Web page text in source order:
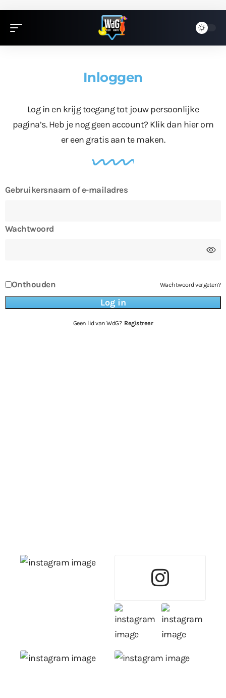
Inloggen
Log in en krijg toegang tot jouw persoonlijke
pagina’s. Heb je nog geen account? Klik dan hierom
er een gratis aan te maken.
Gebruikersnaam of e-mailadres
Wachtwoord
Onthouden Wachtwoord vergeten?
Geen lid van WdG? Registreer